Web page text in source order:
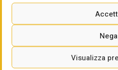
Nega
Visualizza
In secondo luogo, ha rilevato
stabilità ai titoli edilizi, stabilendo
impugnabilità di 60 giorni a